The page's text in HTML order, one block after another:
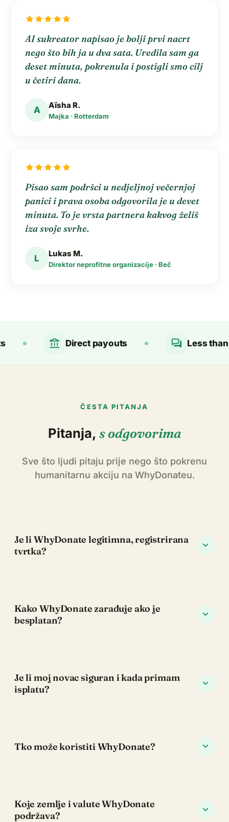
starstarstarstarstar
AI sukreator napisao je bolji prvi nacrt
nego što bih ja u dva sata. Uredila sam ga
deset minuta, pokrenula i postigli smo cilj
u četiri dana.
A Aïsha R.
Majka · Rotterdam
starstarstarstarstar
Pisao sam podršci u nedjeljnoj večernjoj
panici i prava osoba odgovorila je u devet
minuta. To je vrsta partnera kakvog želiš
iza svoje svrhe.
L Lukas M.
Direktor neprofitne organizacije · Beč
account_balance Direct payouts forum Less than 24-
ČESTA PITANJA
Pitanja, s odgovorima
Sve što ljudi pitaju prije nego što pokrenu
humanitarnu akciju na WhyDonateu.
Je li WhyDonate legitimna, registrirana
tvrtka?
expand_more
Kako WhyDonate zarađuje ako je
besplatan?
expand_more
Je li moj novac siguran i kada primam
isplatu?
expand_more
Tko može koristiti WhyDonate? expand_more
Koje zemlje i valute WhyDonate
podržava?
expand_more